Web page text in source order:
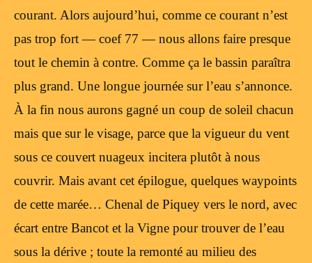
courant. Alors aujourd’hui, comme ce courant n’est
pas trop fort — coef 77 — nous allons faire presque
tout le chemin à contre. Comme ça le bassin paraîtra
plus grand. Une longue journée sur l’eau s’annonce.
À la fin nous aurons gagné un coup de soleil chacun
mais que sur le visage, parce que la vigueur du vent
sous ce couvert nuageux incitera plutôt à nous
couvrir. Mais avant cet épilogue, quelques waypoints
de cette marée… Chenal de Piquey vers le nord, avec
écart entre Bancot et la Vigne pour trouver de l’eau
sous la dérive ; toute la remonté au milieu des